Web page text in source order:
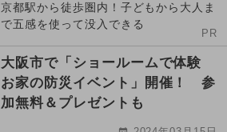
京都駅から徒歩圏内！子どもから大人ま
で五感を使って没入できる
PR
大阪市で「ショールームで体験
お家の防災イベント」開催！ 参
加無料＆プレゼントも